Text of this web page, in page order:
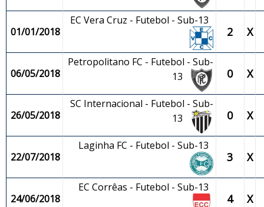
01/01/2018
EC Vera Cruz - Futebol - Sub-13
2 X
06/05/2018
Petropolitano FC - Futebol - Sub-
13
0 X
26/05/2018
SC Internacional - Futebol - Sub-
13
0 X
22/07/2018
Laginha FC - Futebol - Sub-13
3 X
24/06/2018
EC Corrêas - Futebol - Sub-13
4 X